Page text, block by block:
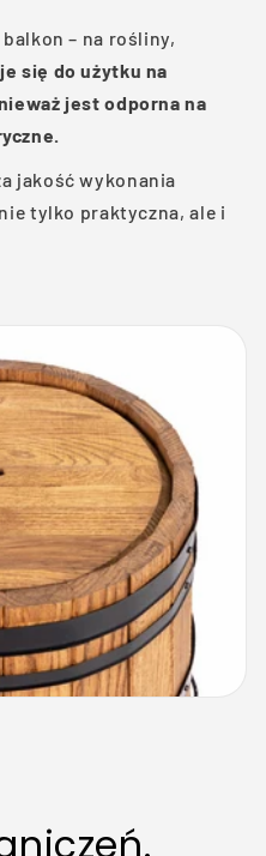
– na rośliny,
się do użytku na
jest odporna na
jakość wykonania
tylko praktyczna, ale i